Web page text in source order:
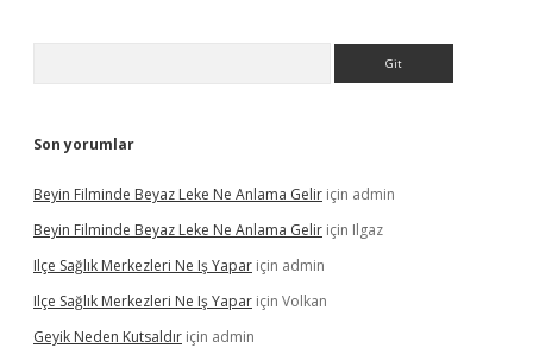
Son yorumlar
Beyin Filminde Beyaz Leke Ne Anlama Gelir için admin
Beyin Filminde Beyaz Leke Ne Anlama Gelir için Ilgaz
Ilçe Sağlık Merkezleri Ne Iş Yapar için admin
Ilçe Sağlık Merkezleri Ne Iş Yapar için Volkan
Geyik Neden Kutsaldır için admin